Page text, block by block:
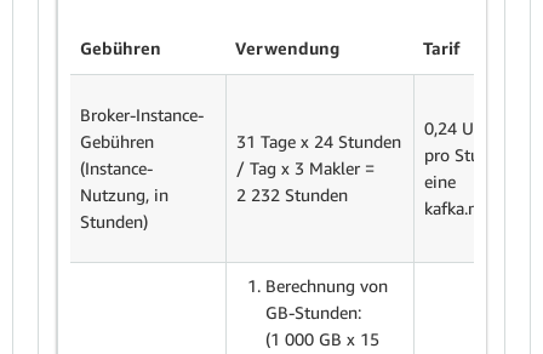
Gebühren Verwendung Tarif
Broker-Instance-
Gebühren
(Instance-
Nutzung, in
Stunden)
31 Tage x 24 Stunden
/ Tag x 3 Makler =
2 232 Stunden
0,24 USD (Preis
pro Stunde für
eine
Berechnung von
GB-Stunden:
(1 000 GB x 15